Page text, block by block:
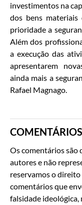
investimentos na
dos bens
prioridade a
Além dos
a execução das
apresentarem
ainda mais a
Rafael Magnago.
COMENTÁRIOS
Os comentários são
autores e não
reservamos o
comentários que
falsidade